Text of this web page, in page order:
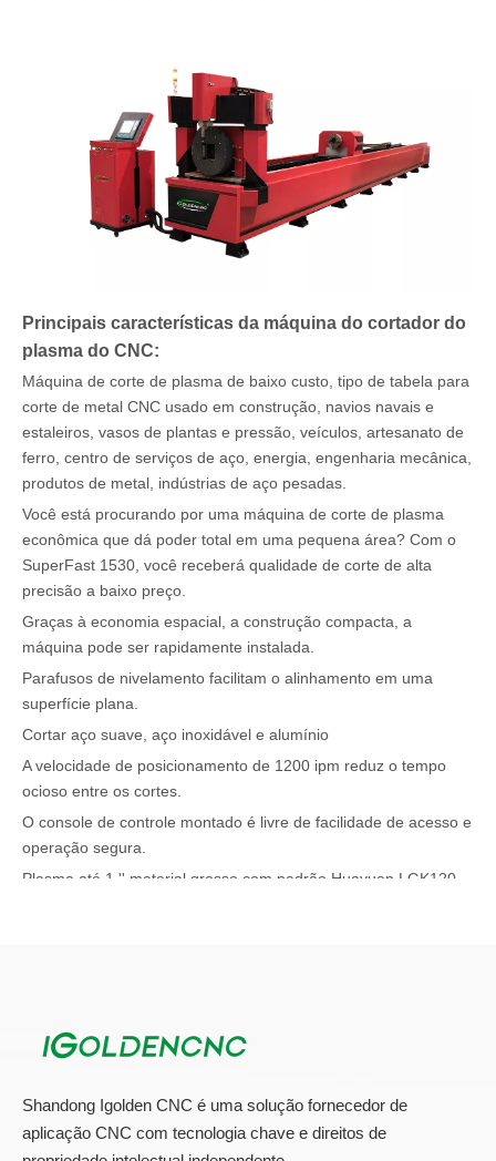
Principais características da máquina do cortador do
plasma do CNC:
Máquina de corte de plasma de baixo custo, tipo de tabela para
corte de metal CNC usado em construção, navios navais e
estaleiros, vasos de plantas e pressão, veículos, artesanato de
ferro, centro de serviços de aço, energia, engenharia mecânica,
produtos de metal, indústrias de aço pesadas.
Você está procurando por uma máquina de corte de plasma
econômica que dá poder total em uma pequena área? Com o
SuperFast 1530, você receberá qualidade de corte de alta
precisão a baixo preço.
Graças à economia espacial, a construção compacta, a
máquina pode ser rapidamente instalada.
Parafusos de nivelamento facilitam o alinhamento em uma
superfície plana.
Cortar aço suave, aço inoxidável e alumínio
A velocidade de posicionamento de 1200 ipm reduz o tempo
ocioso entre os cortes.
O console de controle montado é livre de facilidade de acesso e
operação segura.
Plasma até 1 '' material grosso com padrão Huayuan LGK120.
* Alta tecnologia de corte.
* Custo de operação mínimo
* Sistema de controle automático de altura automática do Arc
Glide ™
Shandong Igolden CNC é uma solução fornecedor de
aplicação CNC com tecnologia chave e direitos de